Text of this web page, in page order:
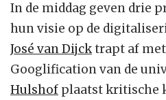
In de middag geven drie
hun visie op de
José van Dijcktrapt af met
Googlification van de
Hulshof plaatst kritische